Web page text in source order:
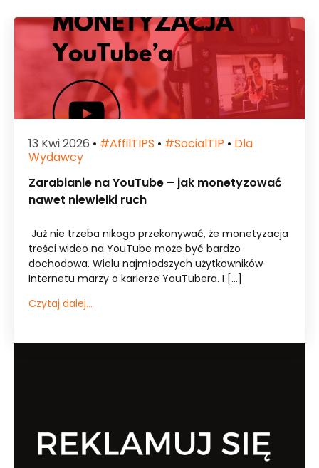
13 Kwi 2026 • #affilTIPS • #socialTIP • Dla
Wydawcy
Zarabianie na YouTube – jak monetyzować
nawet niewielki ruch
Już nie trzeba nikogo przekonywać, że monetyzacja
treści wideo na YouTube może być bardzo
dochodowa. Wielu najmłodszych użytkowników
Internetu marzy o karierze YouTubera. I […]
Czytaj dalej...